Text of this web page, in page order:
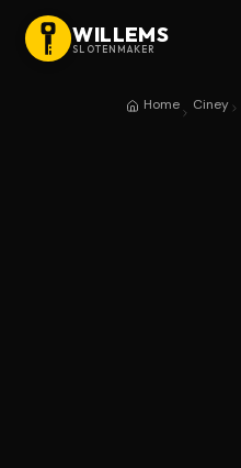
WILLEMS
SLOTENMAKER
Home Ciney